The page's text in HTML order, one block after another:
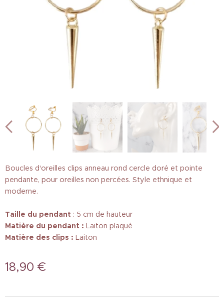
Boucles d'oreilles clips anneau rond cercle doré et pointe
pendante, pour oreilles non percées. Style ethnique et
moderne.
Taille du pendant : 5 cm de hauteur
Matière du pendant : Laiton plaqué
Matière des clips : Laiton
18,90 €